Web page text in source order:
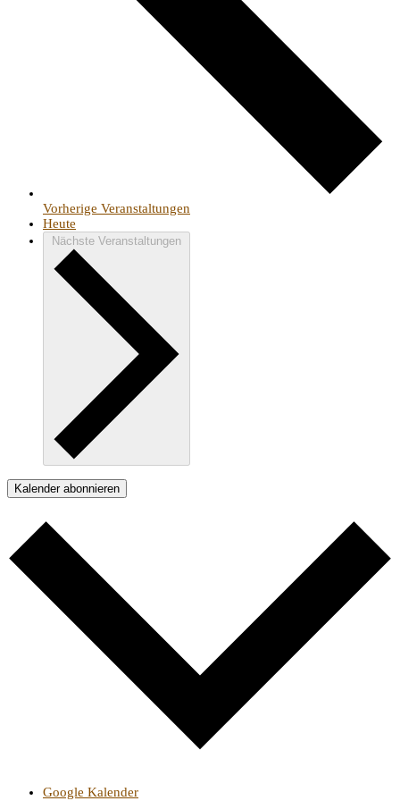
Vorherige Veranstaltungen
Heute
Nächste Veranstaltungen
Kalender abonnieren
Google Kalender